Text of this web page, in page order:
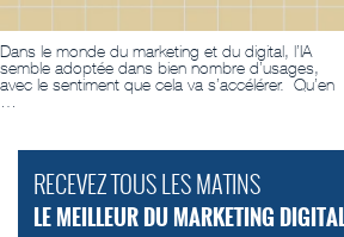
Dans le monde du marketing et du digital, l’IA
semble adoptée dans bien nombre d’usages,
avec le sentiment que cela va s’accélérer. Qu’en
RECEVEZ TOUS LES MATINS
LE MEILLEUR DU MARKETING